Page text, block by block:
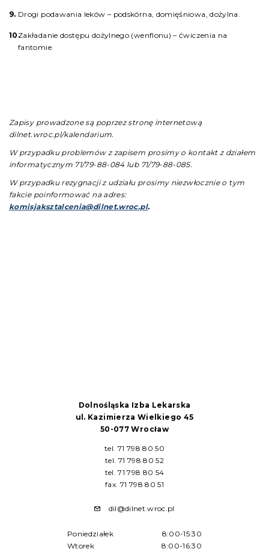
Drogi podawania leków – podskórna, domięśniowa, dożylna.
Zakładanie dostępu dożylnego (wenflonu) – ćwiczenia na
fantomie.
Zapisy prowadzone są poprzez stronę internetową
dilnet.wroc.pl/kalendarium.
W przypadku problemów z zapisem prosimy o kontakt z działem
informatycznym 71/79-88-084 lub 71/79-88-085.
W przypadku rezygnacji z udziału prosimy niezwłocznie o tym
fakcie poinformować na adres:
komisjaksztalcenia@dilnet.wroc.pl.
Dolnośląska Izba Lekarska
ul. Kazimierza Wielkiego 45
50-077 Wrocław
tel. 71 798 80 50
tel. 71 798 80 52
tel. 71 798 80 54
fax. 71 798 80 51
dil@dilnet.wroc.pl
Poniedziałek
8:00-15:30
Wtorek
8:00-16:30